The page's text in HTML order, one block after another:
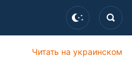
Читать на украинском